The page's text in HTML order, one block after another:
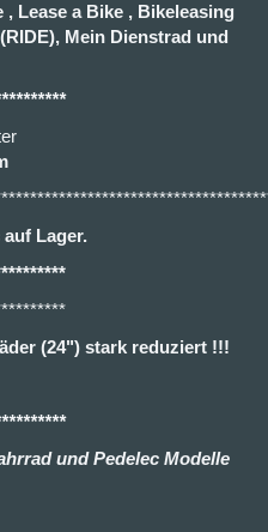
Lease a Bike , Bikeleasing
Mein Dienstrad und
auf Lager.
(24") stark reduziert !!!
und Pedelec Modelle